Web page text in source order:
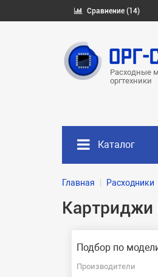
Сравнение (14)
Расходные
оргтехники
Каталог
Главная Расходники
Подбор по
Производители